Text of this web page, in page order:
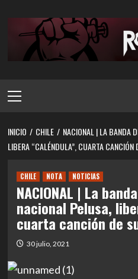
contenido
principal
INICIO CHILE
NACIONAL | LA BANDA
LIBERA “CALÉNDULA”, CUARTA CANCIÓN
CHILE NOTA NOTICIAS
NACIONAL | La
nacional Pelusa,
cuarta canción de
30 julio, 2021